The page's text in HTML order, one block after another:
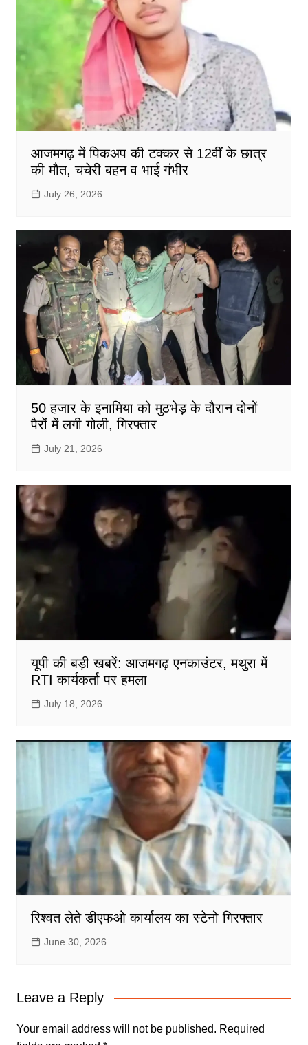
आजमगढ़ में पिकअप की टक्कर से 12वीं के छात्र
की मौत, चचेरी बहन व भाई गंभीर
July 26, 2026
50 हजार के इनामिया को मुठभेड़ के दौरान दोनों
पैरों में लगी गोली, गिरफ्तार
July 21, 2026
यूपी की बड़ी खबरें: आजमगढ़ एनकाउंटर, मथुरा में
RTI कार्यकर्ता पर हमला
July 18, 2026
रिश्वत लेते डीएफओ कार्यालय का स्टेनो गिरफ्तार
June 30, 2026
Leave a Reply
Your email address will not be published. Required